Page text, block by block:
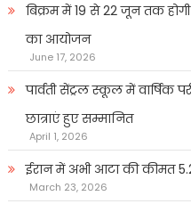
बिक्रम में 19 से 22 जून तक
का आयोजन
June 17, 2026
पार्वती सेंट्रल स्कूल में वार्षिक
छात्राएं हुए सम्मानित
April 1, 2026
ईरान में अभी आटा की कीमत
March 23, 2026